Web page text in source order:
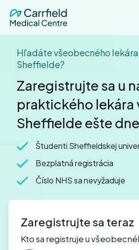
Hľadáte všeobecného lekára
Sheffielde?
Zaregistrujte sa u
praktického lekára
Sheffielde ešte
Študenti Sheffieldskej
Bezplatná registrácia
Číslo NHS sa nevyžaduje
Zaregistrujte sa teraz
Kto sa registruje u